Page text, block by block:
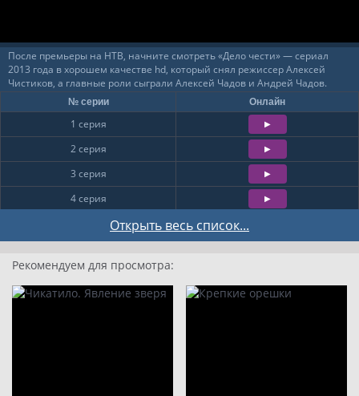
После премьеры на НТВ, начните смотреть «Дело чести» — сериал
2013 года в хорошем качестве hd, который снял режиссер Алексей
Чистиков, а главные роли сыграли Алексей Чадов и Андрей Чадов.
Открыть весь список...
№ серии Онлайн
1 серия
2 серия
3 серия
4 серия
7 серия
8 серия
Рекомендуем для просмотра: